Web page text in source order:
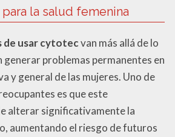
la salud femenina
de usar cytotecvan más allá de lo
generar problemas permanentes en
y general de las mujeres. Uno de
es que este
alterar significativamente la
aumentando el riesgo de futuros